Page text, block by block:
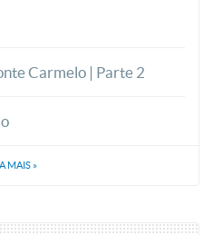
Carmelo | Parte 2
MAIS »